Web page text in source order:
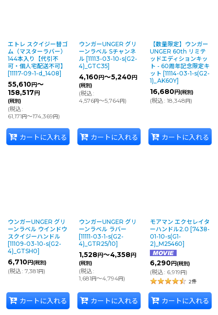
エトレ スクイジー替ゴ
ム（マスターラバー）
144本入り【代引不
可・個人宅配送不可】
[11117-09-1-d_1408]
55,610円～
158,517 円
(税別)
(税込:
61,171 円～174,369 円)
カートに入れる
ウンガーUNGER グリ
ーンラベル Sチャンネ
ル [11113-03-10-s(G2-
4)_GTC35]
4,160円～5,240円
(税別)
(税込:
4,576円～5,764円)
カートに入れる
【数量限定】ウンガー
UNGER 60th リミテ
ッドエディションキッ
ト - 60周年記念限定キ
ット [11114-03-1-s(G2-
1)_AK60Y]
16,680円 (税別)
(税込: 18,348 円)
カートに入れる
ウンガーUNGER グリ
ーンラベル ウインドウ
スクイジーハンドル
[11109-03-10-s(G2-
4)_GTSH0]
6,710円 (税別)
(税込: 7,381 円)
カートに入れる
ウンガーUNGER グリ
ーンラベル ラバー
[11111-03-1-s(G2-
4)_GTR25/10]
1,528円～4,358円
(税別)
(税込:
1,681 円～4,794円)
カートに入れる
モアマン エクセレイタ
ーハンドル2.0 [7438-
01-10-s(G1-
2)_M25460]
6,290円 (税別)
(税込: 6,919 円)
2件
カートに入れる